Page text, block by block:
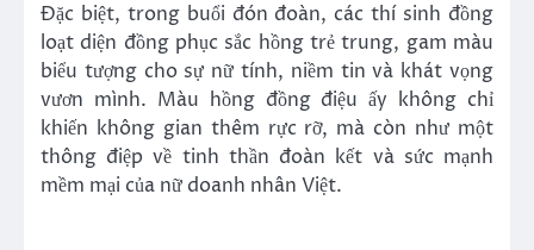
Đặc biệt, trong buổi đón đoàn, các thí sinh đồng
loạt diện đồng phục sắc hồng trẻ trung, gam màu
biểu tượng cho sự nữ tính, niềm tin và khát vọng
vươn mình. Màu hồng đồng điệu ấy không chỉ
khiến không gian thêm rực rỡ, mà còn như một
thông điệp về tinh thần đoàn kết và sức mạnh
mềm mại của nữ doanh nhân Việt.